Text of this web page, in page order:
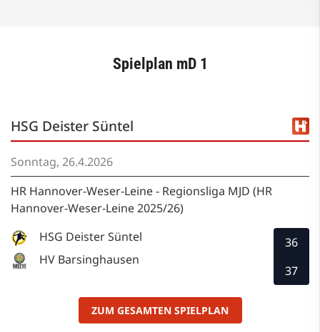
Spielplan mD 1
HSG Deister Süntel
Sonntag, 26.4.2026
HR Hannover-Weser-Leine - Regionsliga MJD (HR
Hannover-Weser-Leine 2025/26)
HSG Deister Süntel
HV Barsinghausen
36
37
ZUM GESAMTEN SPIELPLAN